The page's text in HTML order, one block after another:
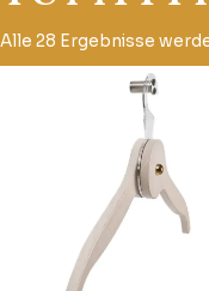
Alle 28 Ergebnisse